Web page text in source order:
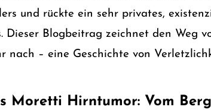
und rückte ein sehr privates,
Blogbeitrag zeichnet den Weg
nach – eine Geschichte von
Moretti Hirntumor: Vom